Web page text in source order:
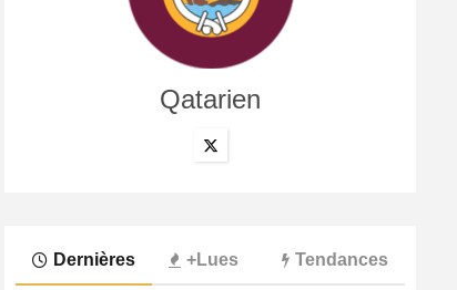
La confédération africaine, la fédération argentine,
Qatarien
Dernières +Lues Tendances